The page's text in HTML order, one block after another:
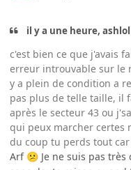
il y a une heure,
c'est bien ce que j'avais
erreur introuvable sur le
y a plein de condition a
pas plus de telle taille, il
après le secteur 43 ou
qui peux marcher certes
du coup tu perds tout
Arf 😕 Je ne suis pas